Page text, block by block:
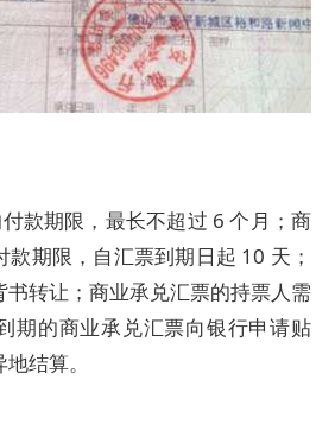
款期限，最长不超过 6 个月；商
期限，自汇票到期日起 10 天；
转让；商业承兑汇票的持票人需
期的商业承兑汇票向银行申请贴
结算。